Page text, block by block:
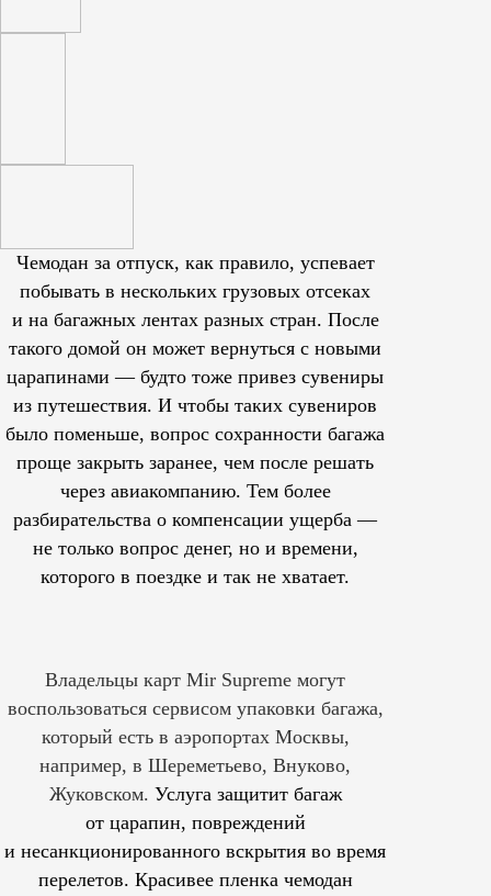
Чемодан за отпуск, как правило, успевает
побывать в нескольких грузовых отсеках
и на багажных лентах разных стран. После
такого домой он может вернуться с новыми
царапинами — будто тоже привез сувениры
из путешествия. И чтобы таких сувениров
было поменьше, вопрос сохранности багажа
проще закрыть заранее, чем после решать
через авиакомпанию. Тем более
разбирательства о компенсации ущерба —
не только вопрос денег, но и времени,
которого в поездке и так не хватает.
Владельцы карт Mir Supreme могут
воспользоваться сервисом упаковки багажа,
который есть в аэропортах Москвы,
например, в Шереметьево, Внуково,
Жуковском. Услуга защитит багаж
от царапин, повреждений
и несанкционированного вскрытия во время
перелетов. Красивее пленка чемодан